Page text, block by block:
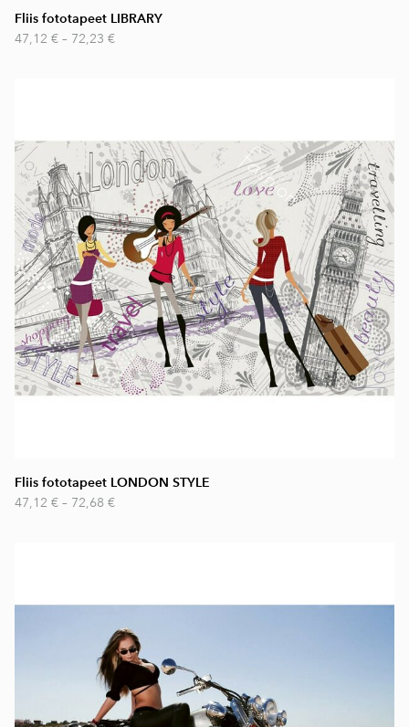
Fliis fototapeet LIBRARY
47,12 € – 72,23 €
Fliis fototapeet LONDON STYLE
47,12 € – 72,68 €